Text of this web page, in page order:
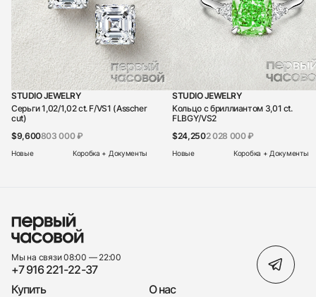
STUDIO JEWELRY
Серьги 1,02/1,02 ct. F/VS1 (Asscher
cut)
$9,600803 000 ₽
Новые Коробка + Документы
STUDIO JEWELRY
Кольцо с бриллиантом 3,01 ct.
FLBGY/VS2
$24,2502 028 000 ₽
Новые Коробка + Документы
Мы на связи 08:00 — 22:00
+7 916 221-22-37
Купить
О нас